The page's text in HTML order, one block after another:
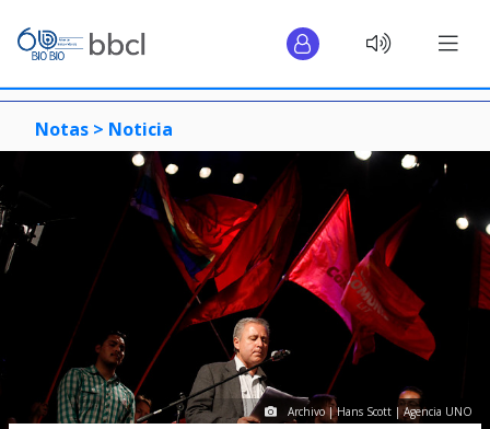
Notas > Noticia
Archivo | Hans Scott | Agencia UNO